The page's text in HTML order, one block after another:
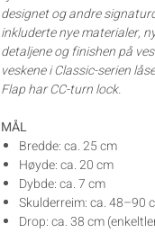
designet og andre
inkluderte nye materialer,
detaljene og finishen på
veskene i Classic-serien
Flap har CC-turn lock.
MÅL
Bredde: ca. 25 cm
Høyde: ca. 20 cm
Dybde: ca. 7 cm
Skulderreim: ca. 48–90
Drop: ca. 38 cm